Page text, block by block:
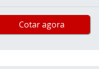
Cotar agora